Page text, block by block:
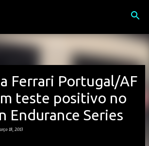
para o conteúdo principal
Ferrari Portugal/AF
teste positivo no
Endurance Series
18, 2013